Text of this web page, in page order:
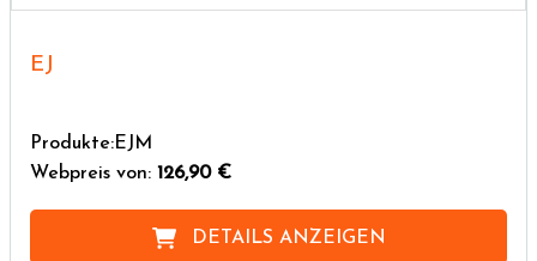
EJ
Produkte:EJM
Webpreis von: 126,90 €
DETAILS ANZEIGEN